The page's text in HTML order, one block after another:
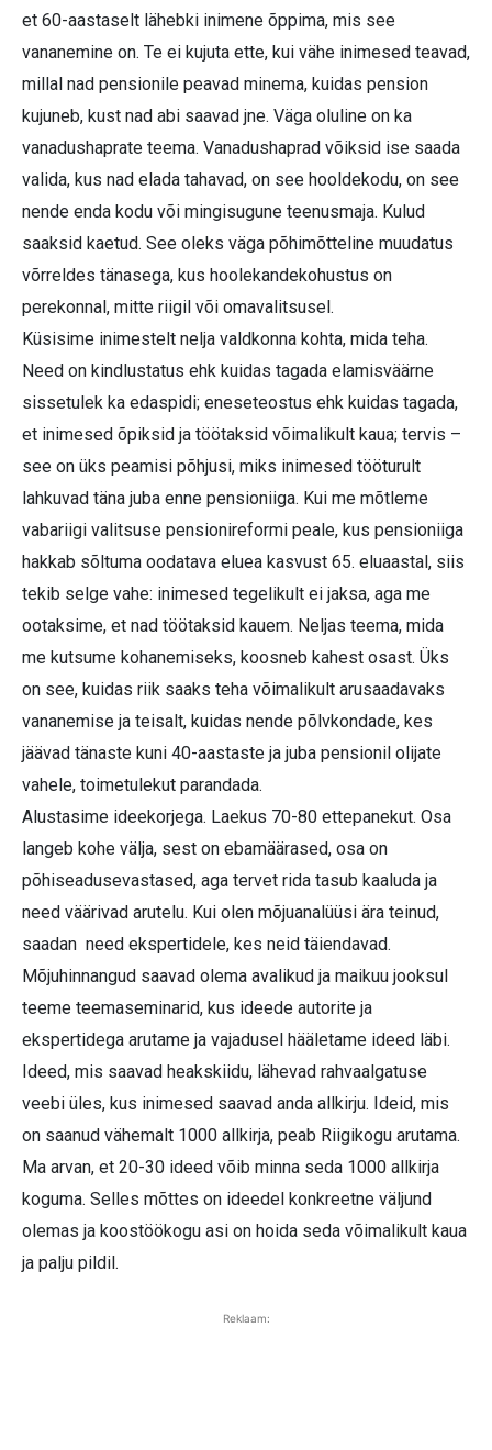
et 60-aastaselt lähebki inimene õppima, mis see
vananemine on. Te ei kujuta ette, kui vähe inimesed teavad,
millal nad pensionile peavad minema, kuidas pension
kujuneb, kust nad abi saavad jne. Väga oluline on ka
vanadushaprate teema. Vanadushaprad võiksid ise saada
valida, kus nad elada tahavad, on see hooldekodu, on see
nende enda kodu või mingisugune teenusmaja. Kulud
saaksid kaetud. See oleks väga põhimõtteline muudatus
võrreldes tänasega, kus hoolekandekohustus on
perekonnal, mitte riigil või omavalitsusel.
Küsisime inimestelt nelja valdkonna kohta, mida teha.
Need on kindlustatus ehk kuidas tagada elamisväärne
sissetulek ka edaspidi; eneseteostus ehk kuidas tagada,
et inimesed õpiksid ja töötaksid võimalikult kaua; tervis –
see on üks peamisi põhjusi, miks inimesed tööturult
lahkuvad täna juba enne pensioniiga. Kui me mõtleme
vabariigi valitsuse pensionireformi peale, kus pensioniiga
hakkab sõltuma oodatava eluea kasvust 65. eluaastal, siis
tekib selge vahe: inimesed tegelikult ei jaksa, aga me
ootaksime, et nad töötaksid kauem. Neljas teema, mida
me kutsume kohanemiseks, koosneb kahest osast. Üks
on see, kuidas riik saaks teha võimalikult arusaadavaks
vananemise ja teisalt, kuidas nende põlvkondade, kes
jäävad tänaste kuni 40-aastaste ja juba pensionil olijate
vahele, toimetulekut parandada.
Alustasime ideekorjega. Laekus 70-80 ettepanekut. Osa
langeb kohe välja, sest on ebamäärased, osa on
põhiseadusevastased, aga tervet rida tasub kaaluda ja
need väärivad arutelu. Kui olen mõjuanalüüsi ära teinud,
saadan need ekspertidele, kes neid täiendavad.
Mõjuhinnangud saavad olema avalikud ja maikuu jooksul
teeme teemaseminarid, kus ideede autorite ja
ekspertidega arutame ja vajadusel hääletame ideed läbi.
Ideed, mis saavad heakskiidu, lähevad rahvaalgatuse
veebi üles, kus inimesed saavad anda allkirju. Ideid, mis
on saanud vähemalt 1000 allkirja, peab Riigikogu arutama.
Ma arvan, et 20-30 ideed võib minna seda 1000 allkirja
koguma. Selles mõttes on ideedel konkreetne väljund
olemas ja koostöökogu asi on hoida seda võimalikult kaua
ja palju pildil.
Reklaam: